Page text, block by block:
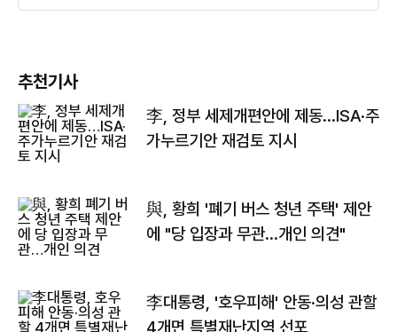
추천기사
李, 정부 세제개편안에 제동…ISA·주
가누르기안 재검토 지시
與, 황희 '폐기 버스 청년 주택' 제안
에 "당 입장과 무관…개인 의견"
李대통령, '호우피해' 안동·의성 관할
4개면 특별재난지역 선포